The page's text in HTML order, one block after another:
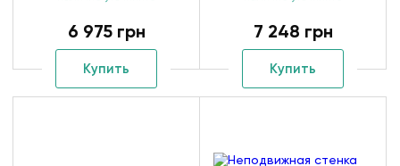
6 975 грн
Купить
7 248 грн
Купить